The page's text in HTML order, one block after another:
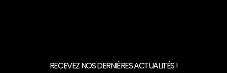
RECEVEZ NOS DERNIÈRES ACTUALITÉS !